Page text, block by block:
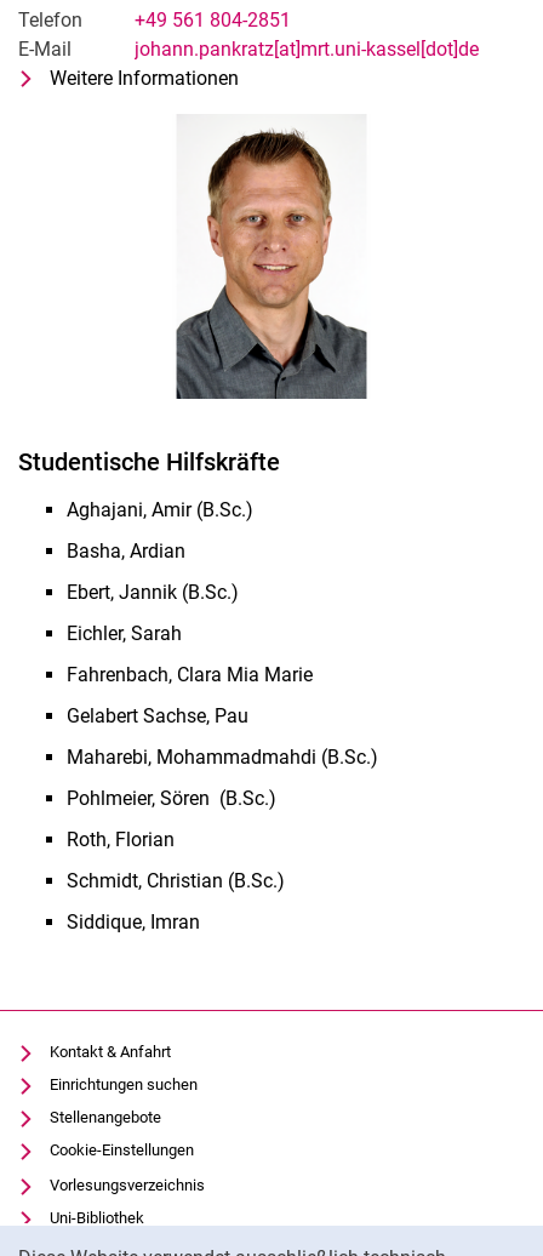
Telefon
+49 561 804-2851
E-Mail
johann.pankratz[at]mrt.uni-kassel[dot]de
Weitere Informationen
Studentische Hilfskräfte
Aghajani, Amir (B.Sc.)
Basha, Ardian
Ebert, Jannik (B.Sc.)
Eichler, Sarah
Fahrenbach, Clara Mia Marie
Gelabert Sachse, Pau
Maharebi, Mohammadmahdi (B.Sc.)
Pohlmeier, Sören (B.Sc.)
Roth, Florian
Schmidt, Christian (B.Sc.)
Siddique, Imran
Kontakt & Anfahrt
Einrichtungen suchen
Stellenangebote
Cookie-Einstellungen
Vorlesungsverzeichnis
Uni-Bibliothek
Moodle